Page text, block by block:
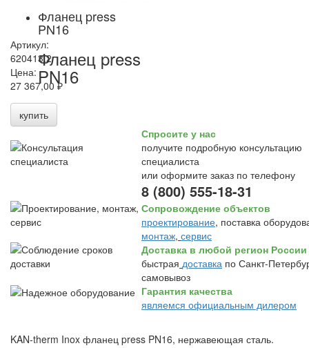
Фланец press
PN16
Фланец press
PN16
Артикул:
620413.2
Цена:
27 367,00 ₽
купить
Спросите у нас
получите подробную консультацию
специалиста
или оформите заказ по телефону
8 (800) 555-18-31
Сопровождение объектов
проектирование, поставка
монтаж, сервис
Доставка в любой регион России
быстрая доставка по Санкт-
самовывоз
Гарантия качества
являемся официальным дилером
KAN-therm Inox фланец press PN16, нержавеющая сталь.